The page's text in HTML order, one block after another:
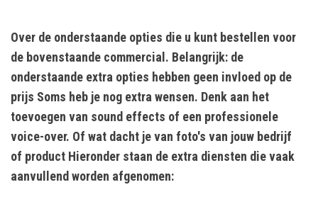
Over de onderstaande opties die u kunt bestellen voor
de bovenstaande commercial. Belangrijk: de
onderstaande extra opties hebben geen invloed op de
prijs Soms heb je nog extra wensen. Denk aan het
toevoegen van sound effects of een professionele
voice-over. Of wat dacht je van foto's van jouw bedrijf
of product Hieronder staan de extra diensten die vaak
aanvullend worden afgenomen: